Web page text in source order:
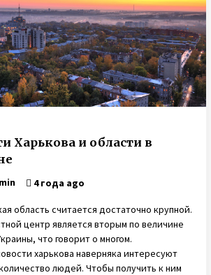
6 лет ago
Неизлечимо больному Саше,
которого приняли в полицейские,
исполнилось 11 лет
7 лет ago
Агентство знакомств с
невестой и своих заработках
7 лет ago
Харькова и области в
4 года ago
область считается достаточно крупной.
центр является вторым по величине
что говорит о многом.
харькова наверняка интересуют
людей. Чтобы получить к ним